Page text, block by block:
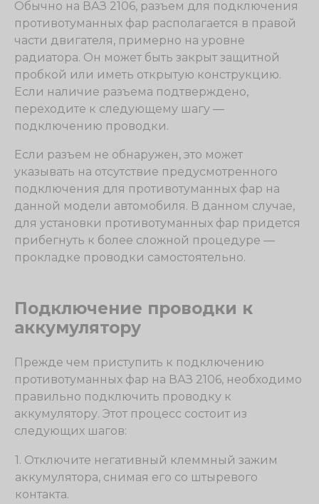
Обычно на ВАЗ 2106, разъем для подключения
противотуманных фар располагается в правой
части двигателя, примерно на уровне
радиатора. Он может быть закрыт защитной
пробкой или иметь открытую конструкцию.
Если наличие разъема подтверждено,
переходите к следующему шагу —
подключению проводки.
Если разъем не обнаружен, это может
указывать на отсутствие предусмотренного
подключения для противотуманных фар на
данной модели автомобиля. В данном случае,
для установки противотуманных фар придется
прибегнуть к более сложной процедуре —
прокладке проводки самостоятельно.
Подключение проводки к
аккумулятору
Прежде чем приступить к подключению
противотуманных фар на ВАЗ 2106, необходимо
правильно подключить проводку к
аккумулятору. Этот процесс состоит из
следующих шагов:
1. Отключите негативный клеммный зажим
аккумулятора, снимая его со штыревого
контакта.